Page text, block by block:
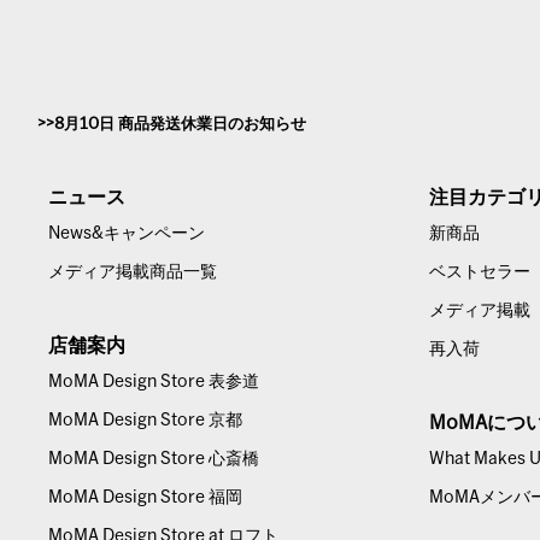
8月10日 商品発送休業日のお知らせ
ニュース
News&キャンペーン
メディア掲載商品一覧
店舗案内
MoMA Design Store 表参道
MoMA Design Store 京都
MoMA Design Store 心斎橋
MoMA Design Store 福岡
MoMA Design Store at ロフト
注目カテゴ
新商品
ベストセラー
メディア掲載
再入荷
MoMAにつ
What Makes
MoMAメンバ